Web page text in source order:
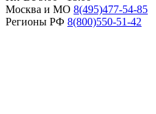
Москва и МО 8(495)477-54-85
Регионы РФ 8(800)550-51-42